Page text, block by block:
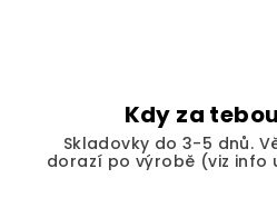
Kdy za
Skladovky do 3-5 dnů.
dorazí po výrobě (viz info